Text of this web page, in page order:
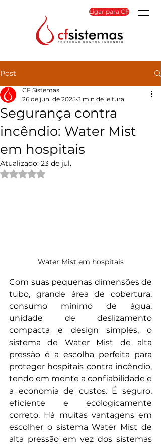
Ligar para CF
Post
Segurança contra
incêndio: Water Mist
em hospitais
CF Sistemas
26 de jun. de 2025 3 min de leitura
Atualizado: 23 de jul.
Avaliado com NaN de 5 estrelas.
Water Mist em hospitais
Com suas pequenas dimensões de
tubo, grande área de cobertura,
consumo mínimo de água,
unidade de deslizamento
compacta e design simples, o
sistema de Water Mist de alta
pressão é a escolha perfeita para
proteger hospitais contra incêndio,
tendo em mente a confiabilidade e
a economia de custos. É seguro,
eficiente e ecologicamente
correto. Há muitas vantagens em
escolher o sistema Water Mist de
alta pressão em vez dos sistemas